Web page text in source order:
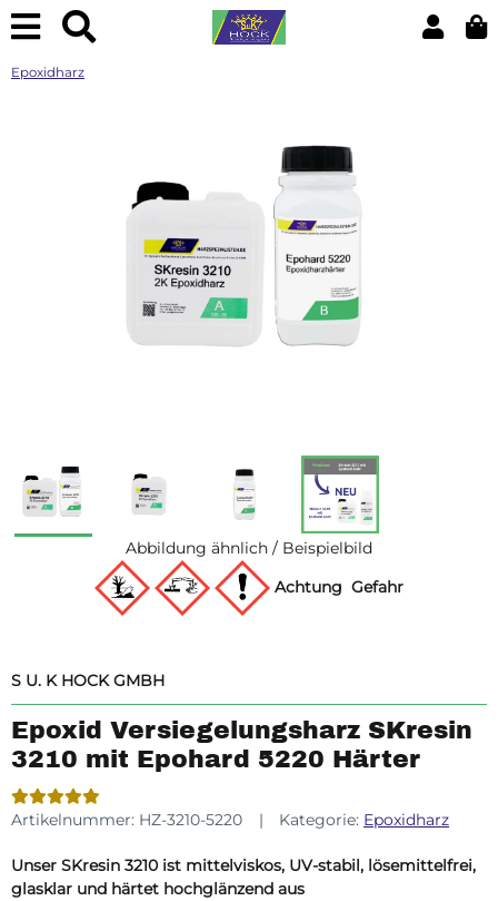
Epoxidharz
Abbildung ähnlich / Beispielbild
Achtung Gefahr
S U. K HOCK GMBH
Epoxid Versiegelungsharz SKresin
3210 mit Epohard 5220 Härter
Artikelnummer: HZ-3210-5220 Kategorie: Epoxidharz
Unser SKresin 3210 ist mittelviskos, UV-stabil, lösemittelfrei,
glasklar und härtet hochglänzend aus